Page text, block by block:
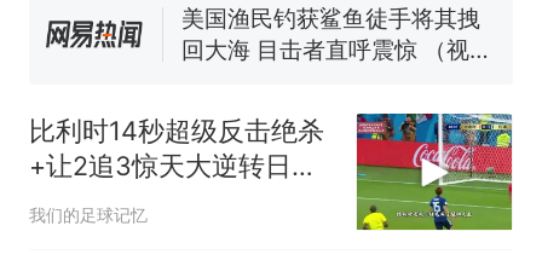
140多朵
美国渔民钓获鲨鱼徒手将其拽
回大海 目击者直呼震惊 （视频
官方通报
热 那个在床头放菜刀的女孩，
因老师一句“跟我回家”改写了
比利时14秒超级反击绝杀
+让2追3惊天大逆转日本
2018世界杯1/8决赛
我们的足球记忆